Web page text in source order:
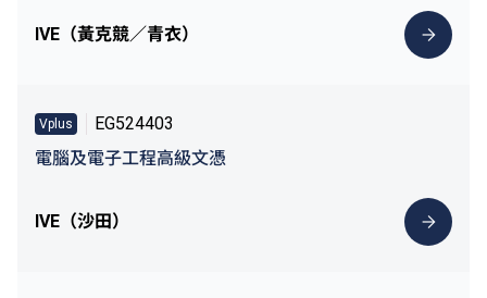
IVE（黃克競／青衣）
Vplus
EG524403
電腦及電子工程高級文憑
IVE（沙田）